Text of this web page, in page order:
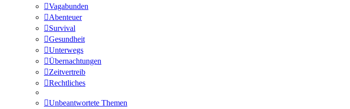
Vagabunden
Abenteuer
Survival
Gesundheit
Unterwegs
Übernachtungen
Zeitvertreib
Rechtliches
Unbeantwortete Themen